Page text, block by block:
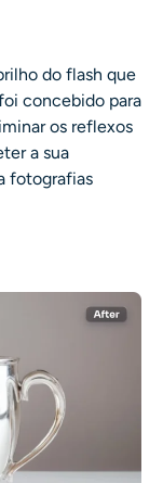
do flash que
concebido para
os reflexos
a sua
fotografias